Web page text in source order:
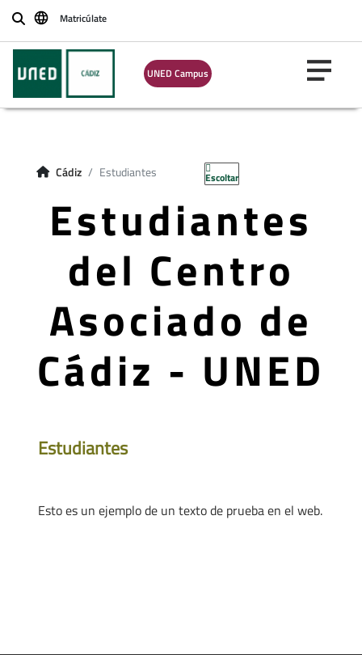
BuscarMatricúlate
UNED Campus
Cádiz Estudiantes Escoltar
Estudiantes
del Centro
Asociado de
Cádiz - UNED
Estudiantes
Esto es un ejemplo de un texto de prueba en el web.